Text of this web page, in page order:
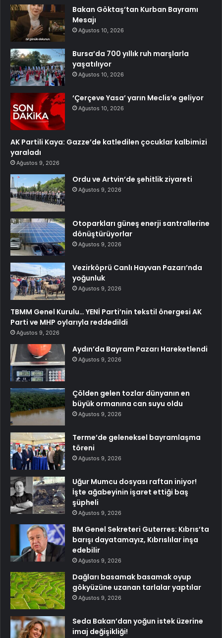
Bakan Göktaş’tan Kurban Bayramı
Mesajı
Ağustos 10, 2026
Bursa’da 700 yıllık ruh marşlarla
yaşatılıyor
Ağustos 10, 2026
‘Çerçeve Yasa’ yarın Meclis’e geliyor
Ağustos 10, 2026
AK Partili Kaya: Gazze’de katledilen çocuklar kalbimizi
yaraladı
Ağustos 9, 2026
Ordu ve Artvin’de şehitlik ziyareti
Ağustos 9, 2026
Otoparkları güneş enerji santrallerine
dönüştürüyorlar
Ağustos 9, 2026
Vezirköprü Canlı Hayvan Pazarı’nda
yoğunluk
Ağustos 9, 2026
TBMM Genel Kurulu… YENİ Parti’nin tekstil önergesi AK
Parti ve MHP oylarıyla reddedildi
Ağustos 9, 2026
Aydın’da Bayram Pazarı Hareketlendi
Ağustos 9, 2026
Çölden gelen tozlar dünyanın en
büyük ormanına can suyu oldu
Ağustos 9, 2026
Terme’de geleneksel bayramlaşma
töreni
Ağustos 9, 2026
Uğur Mumcu dosyası raftan iniyor!
İşte ağabeyinin işaret ettiği baş
şüpheli
Ağustos 9, 2026
BM Genel Sekreteri Guterres: Kıbrıs’ta
barışı dayatamayız, Kıbrıslılar inşa
edebilir
Ağustos 9, 2026
Dağları basamak basamak oyup
gökyüzüne uzanan tarlalar yaptılar
Ağustos 9, 2026
Seda Bakan’dan yoğun istek üzerine
imaj değişikliği!